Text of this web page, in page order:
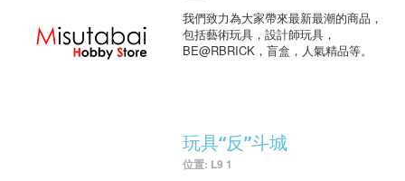
我們致力為大家帶來最新最潮的商品，
包括藝術玩具，設計師玩具，
BE@RBRICK，盲盒，人氣精品等。
玩具“反”斗城
位置: L9 1